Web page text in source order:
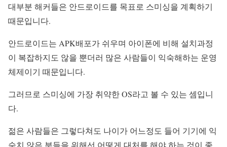
대부분 해커들은 안드로이드를 목표로 스미싱을 계획하기
때문입니다.
안드로이드는 APK배포가 쉬우며 아이폰에 비해 설치과정
이 복잡하지도 않을 뿐더러 많은 사람들이 익숙해하는 운영
체제이기 때문입니다.
그러므로 스미싱에 가장 취약한 OS라고 볼 수 있는 셈입니
다.
젊은 사람들은 그렇다쳐도 나이가 어느정도 들어 기기에 익
숙치 않은 분들을 위해선 어떻게 대처를 해야 하는 것이 좋